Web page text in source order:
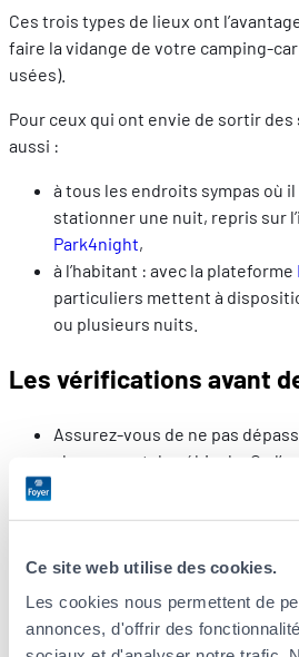
Ce site web utilise des cookies.
Les cookies nous permettent de
annonces, d'offrir des
Ces trois types de lieux ont
faire la vidange de votre camping-
usées).
Pour ceux qui ont envie de sortir
aussi :
à tous les endroits sympas où
stationner une nuit, repris sur
Park4night,
à l’habitant : avec la plateforme
particuliers mettent à
ou plusieurs nuits.
Les vérifications avant
Assurez-vous de ne pas
chargement du véhicule. On
passagers, les bagages et les
du camping-car (marquise, toit
En plus des habituelles
frein, liquide de